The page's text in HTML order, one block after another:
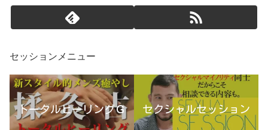
セッションメニュー
トータルヒーリングＧ セクシャルセッション